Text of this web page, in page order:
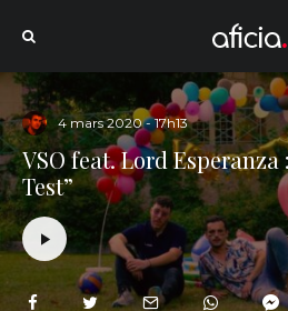
4 mars 2020 - 17h13
VSO feat. Lord
Test”